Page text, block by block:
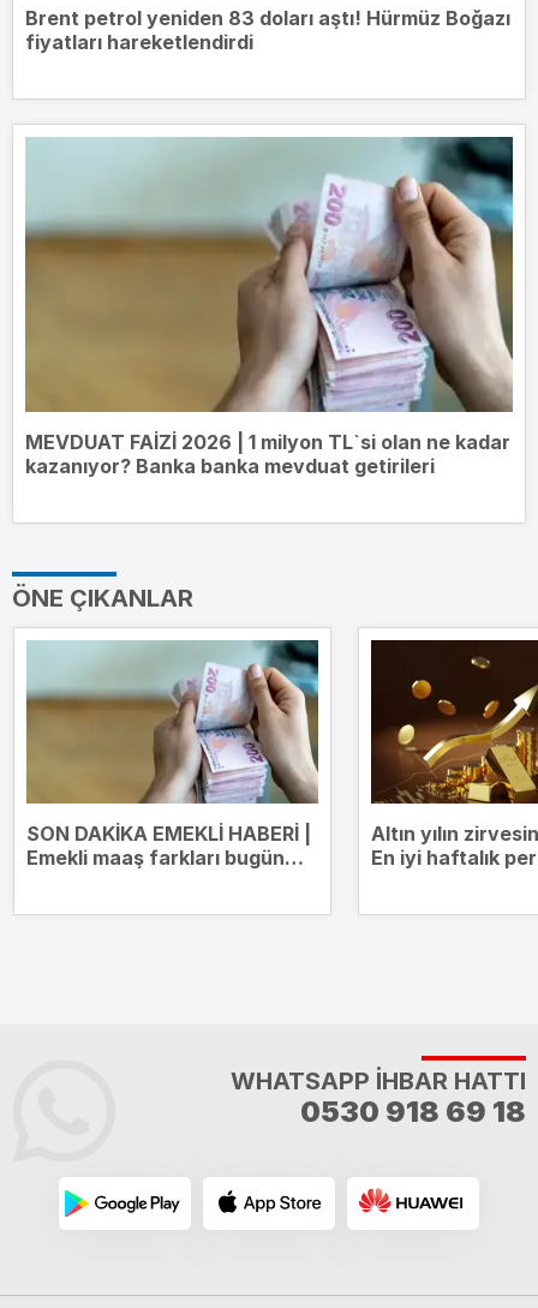
Brent petrol yeniden 83 doları aştı! Hürmüz Boğazı
fiyatları hareketlendirdi
MEVDUAT FAİZİ 2026 | 1 milyon TL`si olan ne kadar
kazanıyor? Banka banka mevduat getirileri
ÖNE ÇIKANLAR
SON DAKİKA EMEKLİ HABERİ |
Emekli maaş farkları bugün
Altın yılın
En iyi haftalık
WHATSAPP İHBAR HATTI
0530 918 69 18